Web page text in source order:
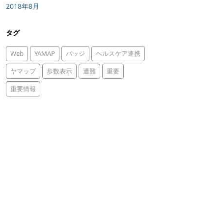
2018年8月
タグ
Web YAMAP バッジ
ヘルスケア連携
ヤマップ
歩数表示 遭難
重要
重要情報